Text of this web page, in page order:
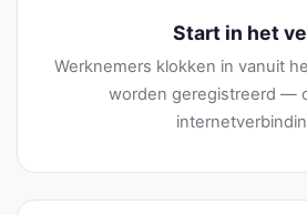
Start in het
Werknemers klokken in vanuit
worden geregistreerd —